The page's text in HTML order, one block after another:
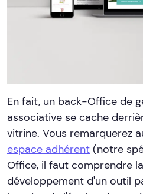
En fait, un back-Office de
associative se cache
vitrine. Vous remarquerez
espace adhérent (notre
Office, il faut comprendre
développement d'un outil